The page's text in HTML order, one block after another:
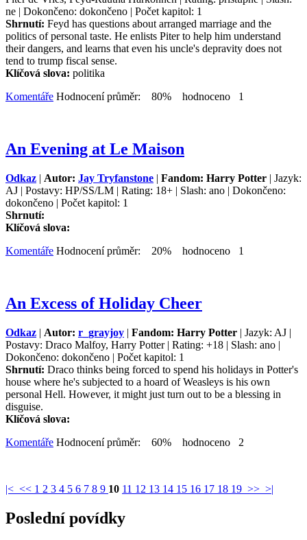
ne | Dokončeno: dokončeno | Počet kapitol: 1
Shrnutí: Feyd has questions about arranged marriage and the
politics of personal taste. He enlists Piter to help him understand
their dangers, and learns that even his uncle's depravity does not
tend to trump fiscal sense.
Klíčová slova: politika
Komentáře Hodnocení průměr: 80% hodnoceno 1
An Evening at Le Maison
Odkaz | Autor: Jay Tryfanstone | Fandom: Harry Potter | Jazyk:
AJ | Postavy: HP/SS/LM | Rating: 18+ | Slash: ano | Dokončeno:
dokončeno | Počet kapitol: 1
Shrnutí:
Klíčová slova:
Komentáře Hodnocení průměr: 20% hodnoceno 1
An Excess of Holiday Cheer
Odkaz | Autor: r_grayjoy | Fandom: Harry Potter | Jazyk: AJ |
Postavy: Draco Malfoy, Harry Potter | Rating: +18 | Slash: ano |
Dokončeno: dokončeno | Počet kapitol: 1
Shrnutí: Draco thinks being forced to spend his holidays in Potter's
house where he's subjected to a hoard of Weasleys is his own
personal Hell. However, it might just turn out to be a blessing in
disguise.
Klíčová slova:
Komentáře Hodnocení průměr: 60% hodnoceno 2
|< << 1 2 3 4 5 6 7 8 9 10 11 12 13 14 15 16 17 18 19 >> >|
Poslední povídky